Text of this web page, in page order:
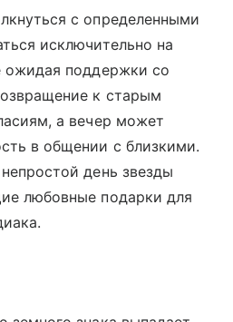
с определенными
исключительно на
ожидая поддержки со
к старым
а вечер может
в общении с близкими.
день звезды
любовные подарки для